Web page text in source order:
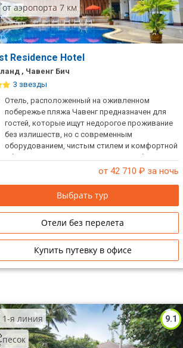
от аэропорта 7 км
Residence Hotel
, Чавенг Бич
3 звезды
Отель, расположенный на оживленном
побережье пляжа Чавенг предназначен для
гостей, которые ищут недорогое проживание
без излишеств, но с современным
оборудованием, чистым стилем и комфортной
обстановкой. Несколько минут ходьбы
отделяют отель от красивейшего и
заведений, а также маленьких магазинчиков и
ресторанов, очаровывающих своей
неповторимой, интимной атмосферой.
от 42 710 ₽ за ночь
Выбрать тур
Отели без перелета
Купить путевку в офисе
9.1
1-я линия
песок